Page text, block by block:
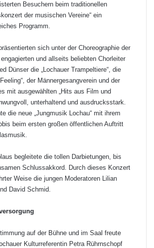
Besuchern beim traditionellen
der musischen Vereine“ ein
Programm.
sich unter der Choreographie der
und allseits beliebten Chorleiter
Dünser die „Lochauer Trampeltiere“, die
der Männergesangverein und der
mit ausgewählten „Hits aus Film und
unterhaltend und ausdrucksstark.
die neue „Jungmusik Lochau“ mit ihrem
beim ersten großen öffentlichen Auftritt
begleitete die tollen Darbietungen, bis
Schlussakkord. Durch dieses Konzert
Weise die jungen Moderatoren Lilian
David Schmid.
auf der Bühne und im Saal freute
Kulturreferentin Petra Rührnschopf